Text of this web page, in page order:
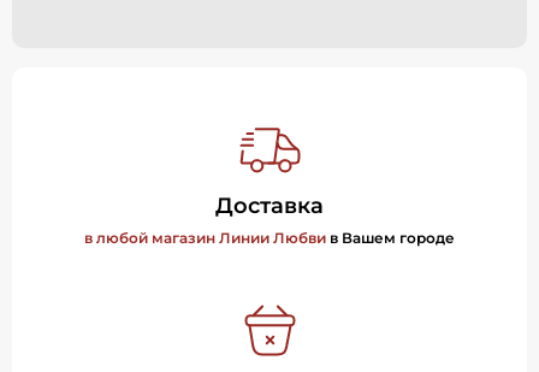
Доставка
в любой магазин Линии Любви в Вашем городе